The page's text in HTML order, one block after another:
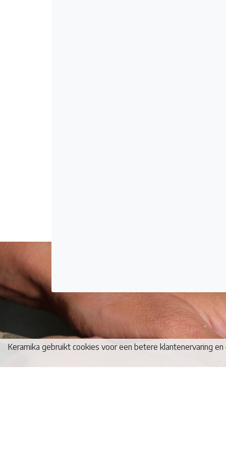
Keramika gebruikt cookies voor een betere klantenervaring